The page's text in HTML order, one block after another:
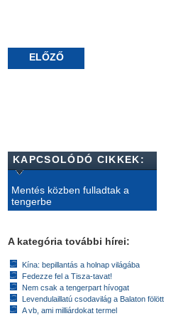
ELŐZŐ
KAPCSOLÓDÓ CIKKEK:
Mentés közben fulladtak a
tengerbe
A kategória további hírei:
Kína: bepillantás a holnap világába
Fedezze fel a Tisza-tavat!
Nem csak a tengerpart hívogat
Levendulaillatú csodavilág a Balaton fölött
A vb, ami milliárdokat termel